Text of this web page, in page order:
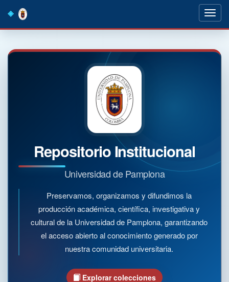
navigation
Repositorio Institucional
Universidad de Pamplona
Preservamos, organizamos y difundimos la
producción académica, científica, investigativa y
cultural de la Universidad de Pamplona, garantizando
el acceso abierto al conocimiento generado por
nuestra comunidad universitaria.
Explorar colecciones